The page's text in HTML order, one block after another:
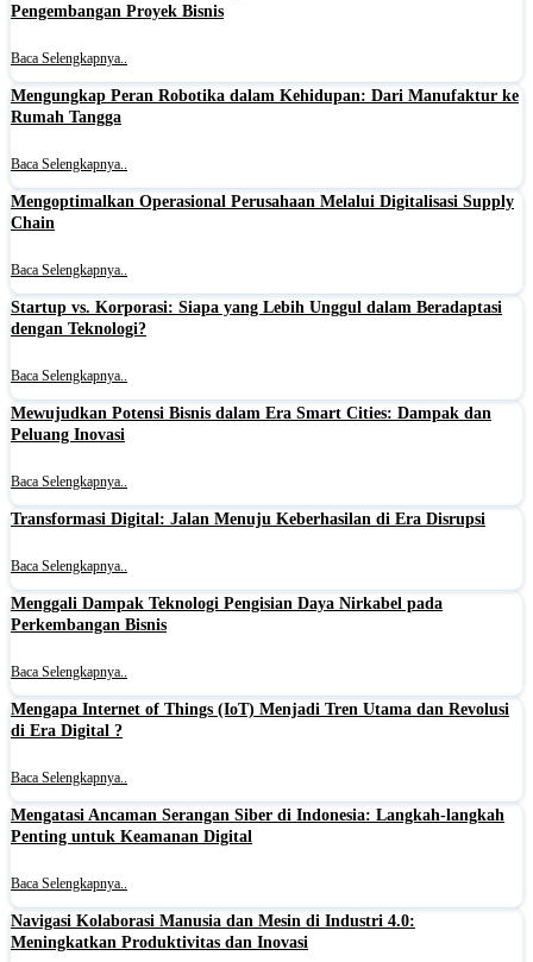
Pengembangan Proyek Bisnis
Baca Selengkapnya..
Mengungkap Peran Robotika dalam Kehidupan: Dari Manufaktur ke
Rumah Tangga
Baca Selengkapnya..
Mengoptimalkan Operasional Perusahaan Melalui Digitalisasi Supply
Chain
Baca Selengkapnya..
Startup vs. Korporasi: Siapa yang Lebih Unggul dalam Beradaptasi
dengan Teknologi?
Baca Selengkapnya..
Mewujudkan Potensi Bisnis dalam Era Smart Cities: Dampak dan
Peluang Inovasi
Baca Selengkapnya..
Transformasi Digital: Jalan Menuju Keberhasilan di Era Disrupsi
Baca Selengkapnya..
Menggali Dampak Teknologi Pengisian Daya Nirkabel pada
Perkembangan Bisnis
Baca Selengkapnya..
Mengapa Internet of Things (IoT) Menjadi Tren Utama dan Revolusi
di Era Digital ?
Baca Selengkapnya..
Mengatasi Ancaman Serangan Siber di Indonesia: Langkah-langkah
Penting untuk Keamanan Digital
Baca Selengkapnya..
Navigasi Kolaborasi Manusia dan Mesin di Industri 4.0:
Meningkatkan Produktivitas dan Inovasi